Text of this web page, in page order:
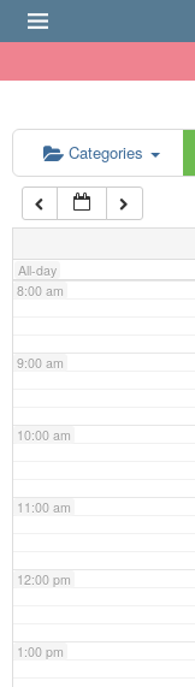
Categories
All-day
6:00 am
7:00 am
8:00 am
9:00 am
10:00 am
11:00 am
12:00 pm
1:00 pm